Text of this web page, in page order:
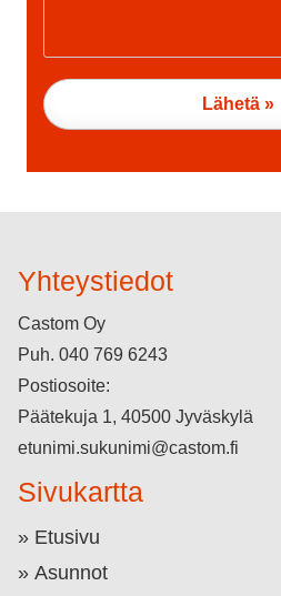
Yhteystiedot
Castom Oy
Puh. 040 769 6243
Postiosoite:
Päätekuja 1, 40500 Jyväskylä
etunimi.sukunimi@castom.fi
Sivukartta
Etusivu
Asunnot